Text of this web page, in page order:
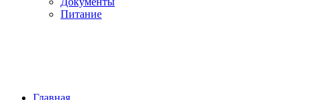
Питание
Главная